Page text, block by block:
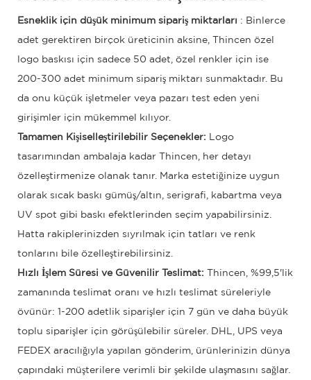
Esneklik için düşük minimum sipariş miktarları : Binlerce
adet gerektiren birçok üreticinin aksine, Thincen özel
logo baskısı için sadece 50 adet, özel renkler için ise
200-300 adet minimum sipariş miktarı sunmaktadır. Bu
da onu küçük işletmeler veya pazarı test eden yeni
girişimler için mükemmel kılıyor.
Tamamen Kişiselleştirilebilir Seçenekler: Logo
tasarımından ambalaja kadar Thincen, her detayı
özelleştirmenize olanak tanır. Marka estetiğinize uygun
olarak sıcak baskı gümüş/altın, serigrafi, kabartma veya
UV spot gibi baskı efektlerinden seçim yapabilirsiniz.
Hatta rakiplerinizden sıyrılmak için tatları ve renk
tonlarını bile özelleştirebilirsiniz.
Hızlı İşlem Süresi ve Güvenilir Teslimat: Thincen, %99,5'lik
zamanında teslimat oranı ve hızlı teslimat süreleriyle
övünür: 1-200 adetlik siparişler için 7 gün ve daha büyük
toplu siparişler için görüşülebilir süreler. DHL, UPS veya
FEDEX aracılığıyla yapılan gönderim, ürünlerinizin dünya
çapındaki müşterilere verimli bir şekilde ulaşmasını sağlar.